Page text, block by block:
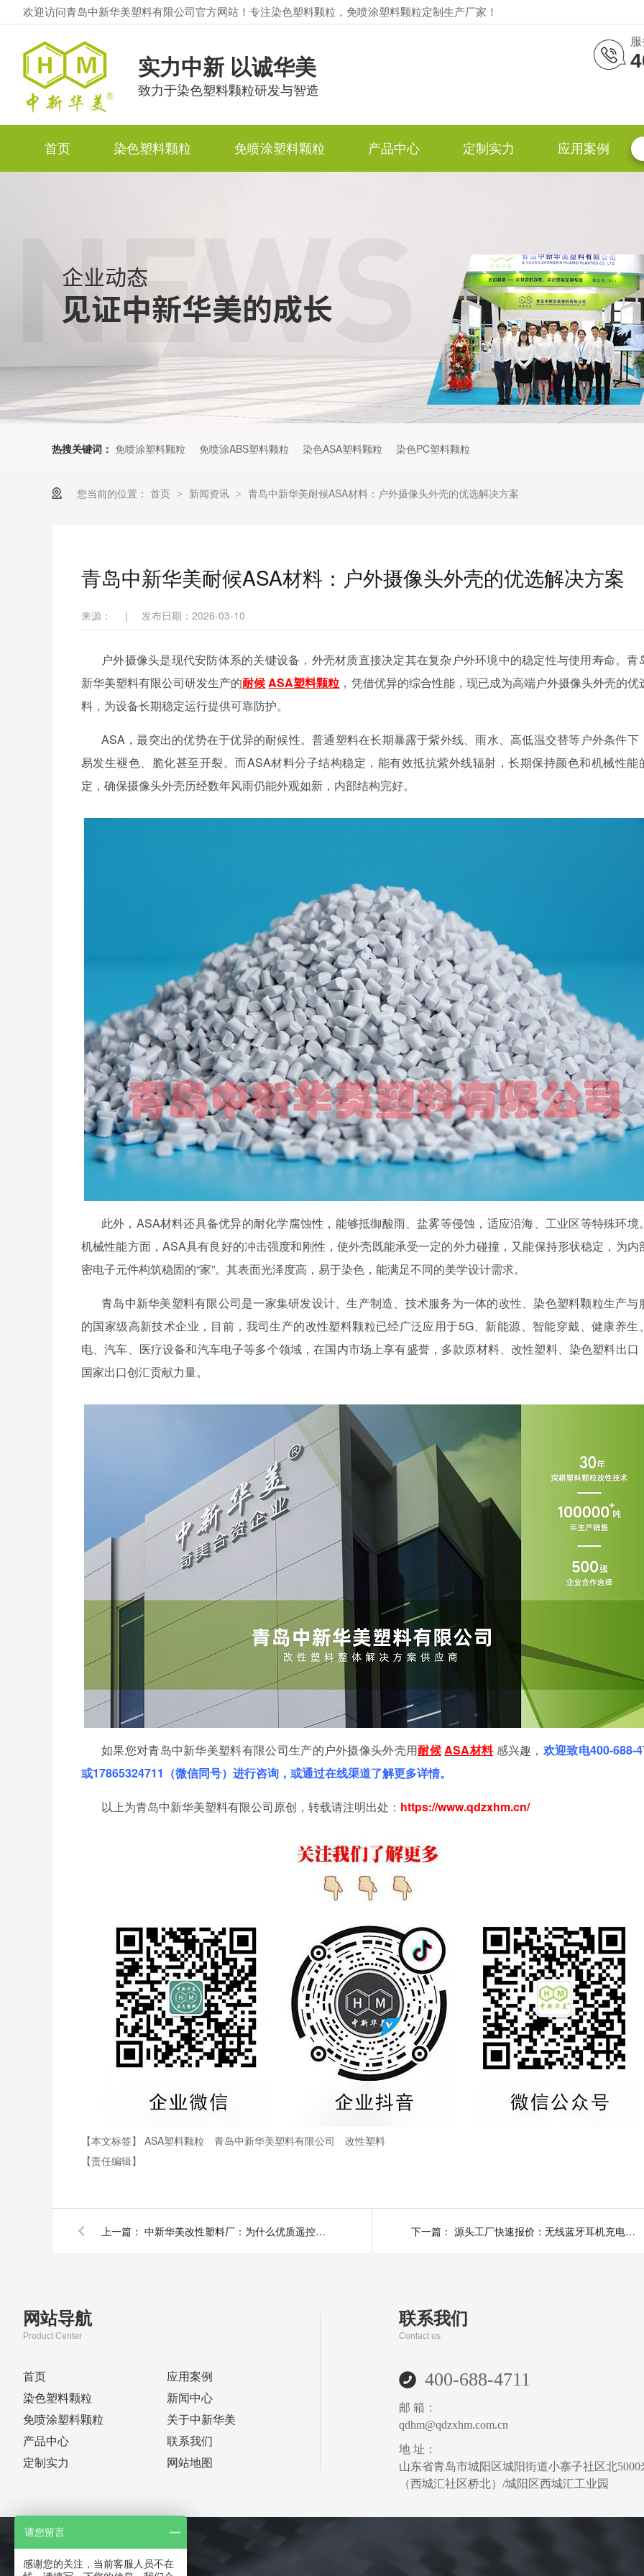
欢迎访问青岛中新华美塑料有限公司官方网站！专注染色塑料颗粒，免喷涂塑料颗粒定制生产厂家！
实力中新 以诚华美
致力于染色塑料颗粒研发与智造
首页 染色塑料颗粒 免喷涂塑料颗粒 产品中心 定制实力 应用案例
热搜关键词： 免喷涂塑料颗粒 免喷涂ABS塑料颗粒 染色ASA塑料颗粒 染色PC塑料颗粒
您当前的位置： 首页 > 新闻资讯 > 青岛中新华美耐候ASA材料：户外摄像头外壳的优选解决方案
青岛中新华美耐候ASA材料：户外摄像头外壳的优选解决方案
来源： | 发布日期：2026-03-10
户外摄像头是现代安防体系的关键设备，外壳材质直接决定其在复杂户外环境中的稳定性与使用寿命。青
新华美塑料有限公司研发生产的耐候ASA塑料颗粒 ，凭借优异的综合性能，现已成为高端户外摄像头外壳的优
料，为设备长期稳定运行提供可靠防护。
ASA，最突出的优势在于优异的耐候性。普通塑料在长期暴露于紫外线、雨水、高低温交替等户外条件下
易发生褪色、脆化甚至开裂。而ASA材料分子结构稳定，能有效抵抗紫外线辐射，长期保持颜色和机械性能
定，确保摄像头外壳历经数年风雨仍能外观如新，内部结构完好。
此外， ASA材料还具备优异的耐化学腐蚀性，能够抵御酸雨、盐雾等侵蚀，适应沿海、工业区等特殊环境
机械性能方面，ASA具有良好的冲击强度和刚性，使外壳既能承受一定的外力碰撞，又能保持形状稳定，为内
密电子元件构筑稳固的“家”。其表面光泽度高，易于染色，能满足不同的美学设计需求。
青岛中新华美塑料有限公司是一家集研发设计、生产制造、技术服务为一体的改性、染色塑料颗粒生产与
的国家级高新技术企业，目前，我司生产的改性塑料颗粒已经广泛应用于5G、新能源、智能穿戴、健康养生
电、汽车、医疗设备和汽车电子等多个领域，在国内市场上享有盛誉，多款原材料、改性塑料、染色塑料出口
国家出口创汇贡献力量。
如果您对青岛中新华美塑料有限公司生产的户外摄像头外壳用耐候ASA材料 感兴趣， 欢迎致电400-688-
或17865324711（微信同号）进行咨询，或通过在线渠道了解更多详情。
以上为青岛中新华美塑料有限公司原创，转载请注明出处： https://www.qdzxhm.cn/
【本文标签】 ASA塑料颗粒 青岛中新华美塑料有限公司
改性塑料
【责任编辑】
上一篇： 中新华美改性塑料厂：为什么优质遥控器都在用透红外ABS材料 下一篇： 源头工厂快速报价：无线蓝牙耳机充电盒用低烟无卤阻燃PC/ABS材料多少钱一吨
网站导航
Product Center
首页
应用案例
染色塑料颗粒
新闻中心
免喷涂塑料颗粒
关于中新华美
产品中心
联系我们
定制实力
网站地图
联系我们
Contact us
400-688-4711
邮 箱：
qdhm@qdzxhm.com.cn
地 址：
山东省青岛市城阳区城阳街道小寨子社区北5000
（西城汇社区桥北）/城阳区西城汇工业园
请您留言
感谢您的关注，当前客服人员不在